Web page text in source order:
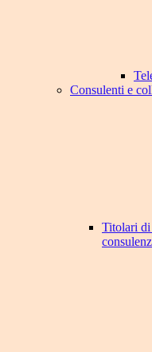
Consulenti e
Titolari